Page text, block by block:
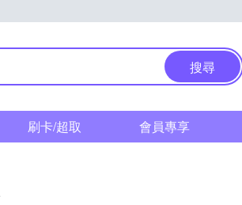
搜尋
刷卡/超取 會員專享